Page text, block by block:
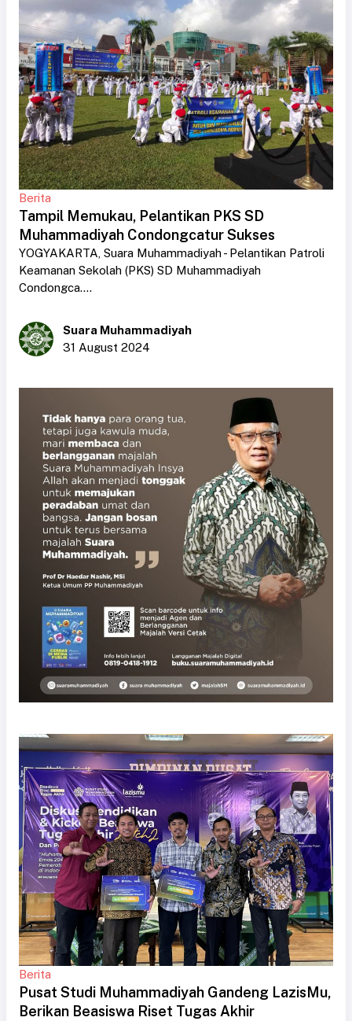
Berita
Tampil Memukau, Pelantikan PKS SD
Muhammadiyah Condongcatur Sukses
YOGYAKARTA, Suara Muhammadiyah - Pelantikan Patroli
Keamanan Sekolah (PKS) SD Muhammadiyah
Condongca....
Suara Muhammadiyah
31 August 2024
Berita
Pusat Studi Muhammadiyah Gandeng LazisMu,
Berikan Beasiswa Riset Tugas Akhir